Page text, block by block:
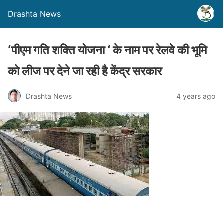
Drashta News
‘पीएम गति शक्ति योजना ‘ के नाम पर रेलवे की भूमि
को लीज पर देने जा रही है केंद्र सरकार
Drashta News 4 years ago